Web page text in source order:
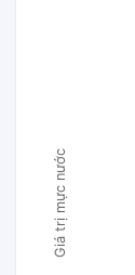
Giá trị mực nước